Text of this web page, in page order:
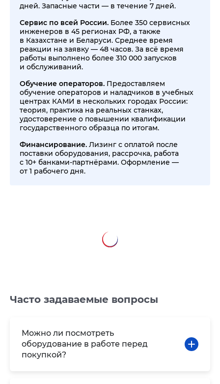
дней. Запасные части — в течение 7 дней.
Сервис по всей России. Более 350 сервисных
инженеров в 45 регионах РФ, а также
в Казахстане и Беларуси. Среднее время
реакции на заявку — 48 часов. За всё время
работы выполнено более 310 000 запусков
и обслуживаний.
Обучение операторов. Предоставляем
обучение операторов и наладчиков в учебных
центрах КАМИ в нескольких городах России:
теория, практика на реальных станках,
удостоверение о повышении квалификации
государственного образца по итогам.
Финансирование. Лизинг с оплатой после
поставки оборудования, рассрочка, работа
с 10+ банками-партнёрами. Оформление —
от 1 рабочего дня.
Часто задаваемые вопросы
Можно ли посмотреть
оборудование в работе перед
покупкой?